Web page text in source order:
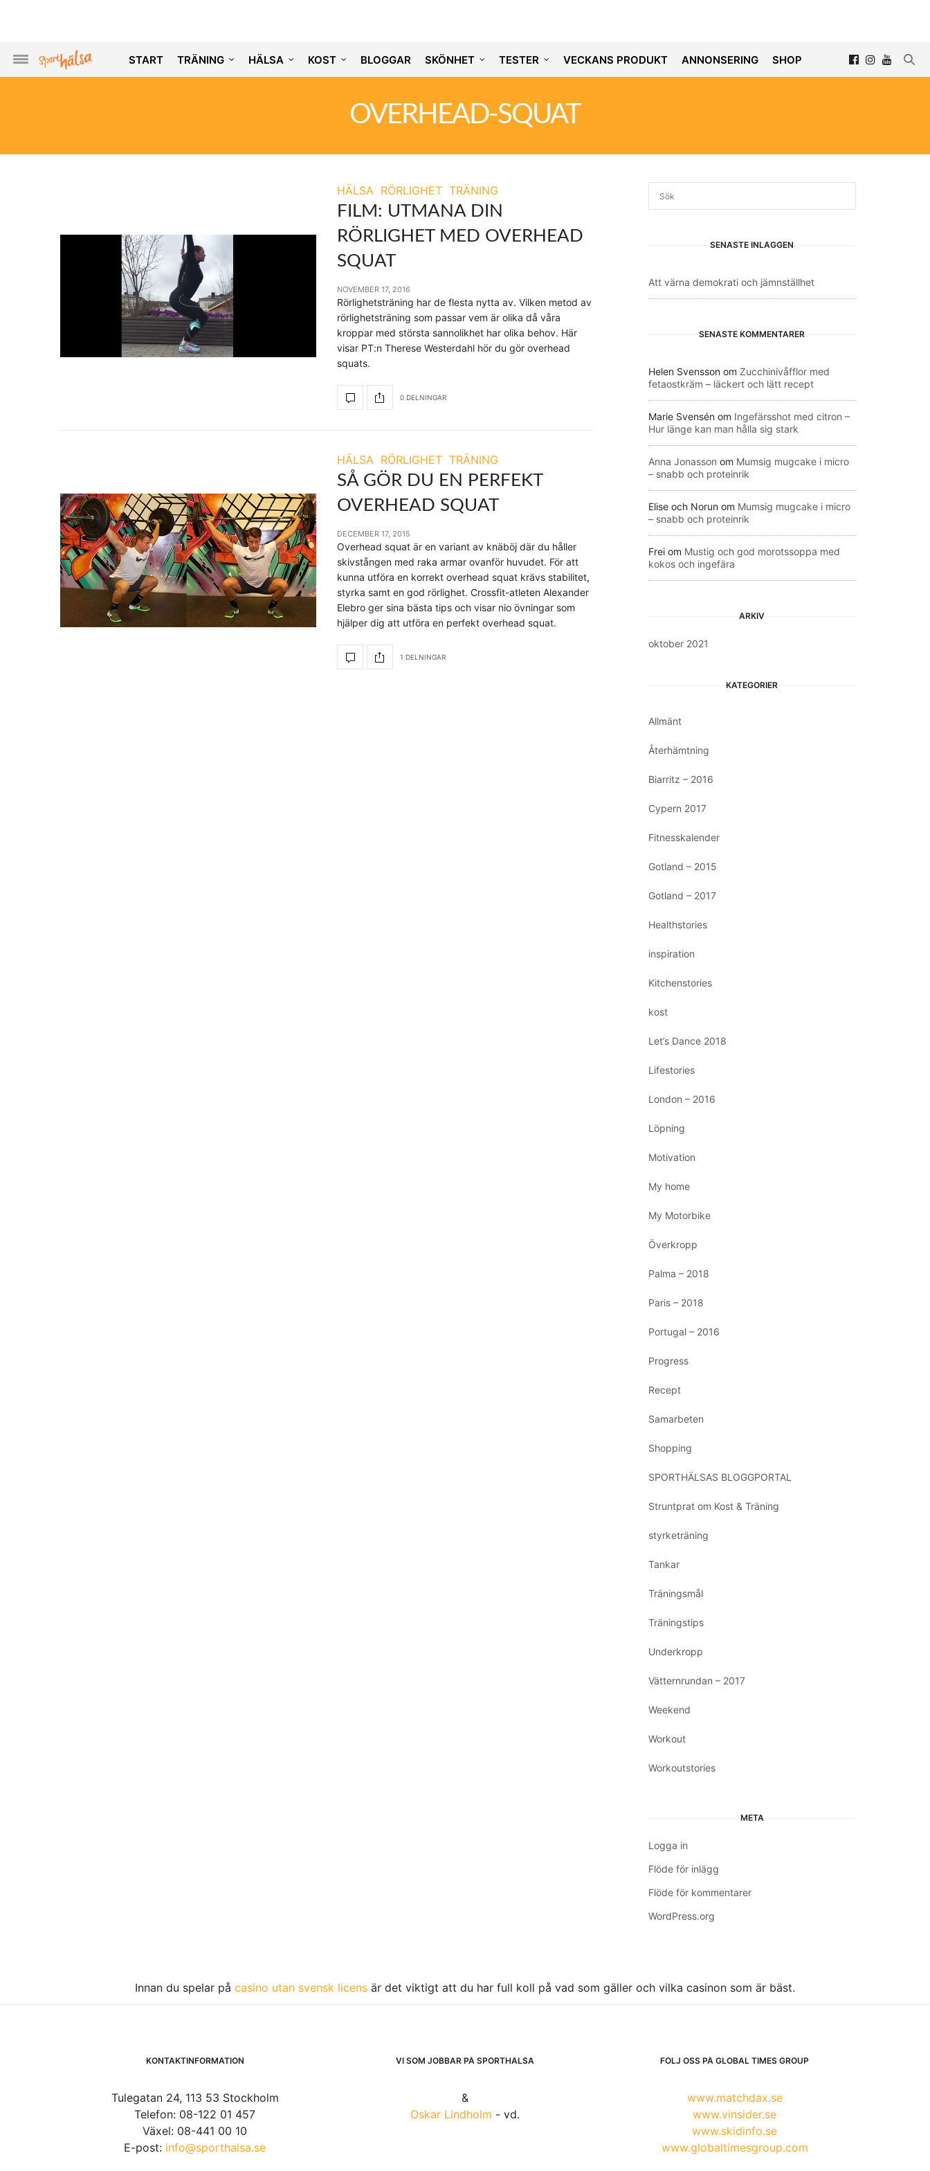
START TRÄNING HÄLSA KOST BLOGGAR SKÖNHET TESTER VECKANS PRODUKT ANNONSERING SHOP
OVERHEAD-SQUAT
HÄLSA RÖRLIGHET TRÄNING
FILM: UTMANA DIN
RÖRLIGHET MED OVERHEAD
SQUAT
NOVEMBER 17, 2016
Rörlighetsträning har de flesta nytta av. Vilken metod av
rörlighetsträning som passar vem är olika då våra
kroppar med största sannolikhet har olika behov. Här
visar PT:n Therese Westerdahl hör du gör overhead
squats.
0 DELNINGAR
HÄLSA RÖRLIGHET TRÄNING
SÅ GÖR DU EN PERFEKT
OVERHEAD SQUAT
DECEMBER 17, 2015
Overhead squat är en variant av knäböj där du håller
skivstången med raka armar ovanför huvudet. För att
kunna utföra en korrekt overhead squat krävs stabilitet,
styrka samt en god rörlighet. Crossfit-atleten Alexander
Elebro ger sina bästa tips och visar nio övningar som
hjälper dig att utföra en perfekt overhead squat.
1 DELNINGAR
SENASTE INLÄGGEN
Att värna demokrati och jämnställhet
SENASTE KOMMENTARER
Helen Svensson om Zucchinivåfflor med
fetaostkräm – läckert och lätt recept
Marie Svensén om Ingefärsshot med citron –
Hur länge kan man hålla sig stark
Anna Jonasson om Mumsig mugcake i micro
– snabb och proteinrik
Elise och Norun om Mumsig mugcake i micro
– snabb och proteinrik
Frei om Mustig och god morotssoppa med
kokos och ingefära
ARKIV
oktober 2021
KATEGORIER
Allmänt
Återhämtning
Biarritz – 2016
Cypern 2017
Fitnesskalender
Gotland – 2015
Gotland – 2017
Healthstories
inspiration
Kitchenstories
kost
Let’s Dance 2018
Lifestories
London – 2016
Löpning
Motivation
My home
My Motorbike
Överkropp
Palma – 2018
Paris – 2018
Portugal – 2016
Progress
Recept
Samarbeten
Shopping
SPORTHÄLSAS BLOGGPORTAL
Struntprat om Kost & Träning
styrketräning
Tankar
Träningsmål
Träningstips
Underkropp
Vätternrundan – 2017
Weekend
Workout
Workoutstories
META
Logga in
Flöde för inlägg
Flöde för kommentarer
WordPress.org
Innan du spelar på casino utan svensk licens är det viktigt att du har full koll på vad som gäller och vilka casinon som är bäst.
KONTAKTINFORMATION
Tulegatan 24, 113 53 Stockholm
Telefon: 08-122 01 457
Växel: 08-441 00 10
E-post: info@sporthalsa.se
VI SOM JOBBAR PÅ SPORTHÄLSA
&
Oskar Lindholm - vd.
FÖLJ OSS PÅ GLOBAL TIMES GROUP
www.matchdax.se
www.vinsider.se
www.skidinfo.se
www.globaltimesgroup.com